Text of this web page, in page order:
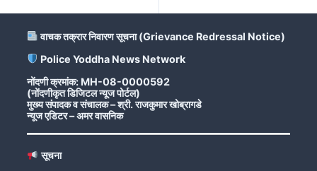
वाचक तक्रार निवारण सूचना (Grievance Redressal Notice)
Police Yoddha News Network
नोंदणी क्रमांक: MH-08-0000592
(नोंदणीकृत डिजिटल न्यूज पोर्टल)
मुख्य संपादक व संचालक – श्री. राजकुमार खोब्रागडे
न्यूज एडिटर – अमर वासनिक
सूचना